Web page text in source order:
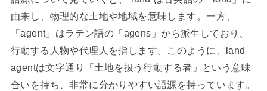
由来し、物理的な土地や地域を意味します。一方、
「agent」はラテン語の「agens」から派生しており、
行動する人物や代理人を指します。このように、land
agentは文字通り「土地を扱う行動する者」という意味
合いを持ち、非常に分かりやすい語源を持っています。